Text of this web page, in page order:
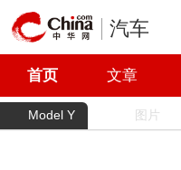
汽车
首页 文章
Model Y 图片